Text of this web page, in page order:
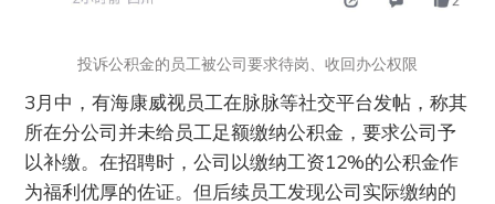
投诉公积金的员工被公司要求待岗、收回办公权限
3月中，有海康威视员工在脉脉等社交平台发帖，称其
所在分公司并未给员工足额缴纳公积金，要求公司予
以补缴。在招聘时，公司以缴纳工资12%的公积金作
为福利优厚的佐证。但后续员工发现公司实际缴纳的